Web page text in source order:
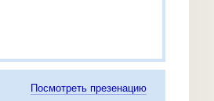
Посмотреть презенацию